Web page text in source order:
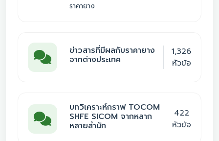
ราคายาง
ข่าวสารที่มีผลกับราคายาง
จากต่างประเทศ
1,326
หัวข้อ
บทวิเคราะห์กราฟ TOCOM
SHFE SICOM จากหลาก
หลายสำนัก
422
หัวข้อ